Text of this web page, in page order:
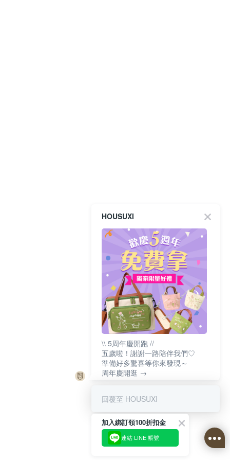
HOUSUXI
\\ 5周年慶開跑 //
五歲啦！謝謝一路陪伴我們♡
準備好多驚喜等你來發現～
周年慶開逛 →
回覆至 HOUSUXI
加入綁訂領100折扣金
連結 LINE 帳號